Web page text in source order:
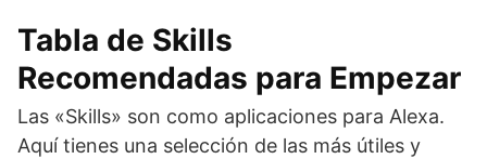
Tabla de Skills
Recomendadas para Empezar
Las «Skills» son como aplicaciones para Alexa.
Aquí tienes una selección de las más útiles y